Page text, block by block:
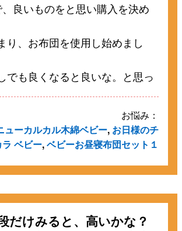
良いものをと思い購入を決め
り、お布団を使用し始めまし
でも良くなると良いな。と思っ
お悩み：
ューカルカル木綿ベビー, お日様のチ
ラ ベビー,ベビーお昼寝布団セット１
だけみると、高いかな？